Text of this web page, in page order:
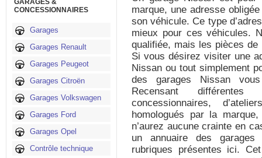
GARAGES &
CONCESSIONNAIRES
Garages
Garages Renault
Garages Peugeot
Garages Citroën
Garages Volkswagen
Garages Ford
Garages Opel
Contrôle technique
marque, une adresse
son véhicule. Ce type
mieux pour ces véhicules.
qualifiée, mais les pièces de
Si vous désirez visiter une
Nissan ou tout simplement
des garages Nissan
Recensant différentes
concessionnaires,
homologués par la
n’aurez aucune crainte en
un annuaire des
rubriques présentes ici.